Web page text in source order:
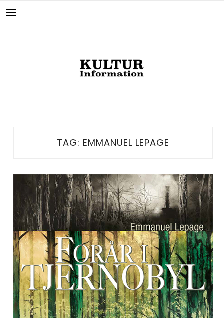
TAG: EMMANUEL LEPAGE